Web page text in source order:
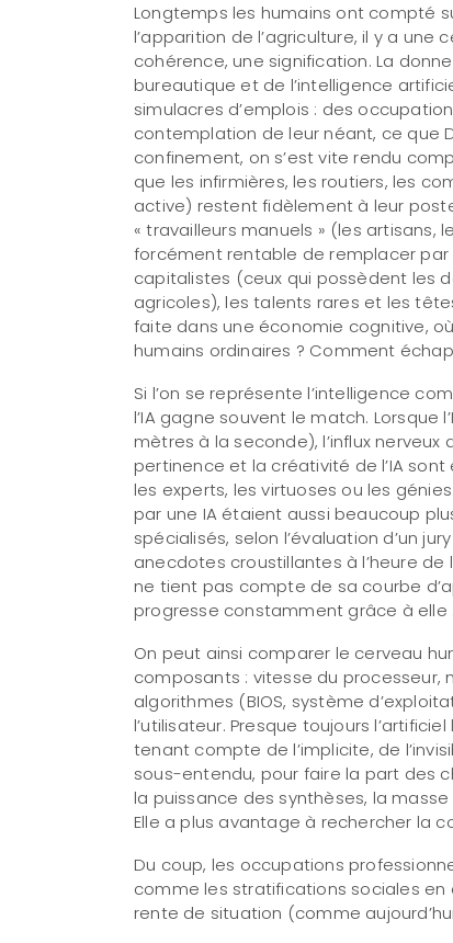
Longtemps les humains ont compté
l’apparition de l’agriculture, il y a
cohérence, une signification. La
bureautique et de l’intelligence
simulacres d’emplois : des
contemplation de leur néant, ce que
confinement, on s’est vite rendu
que les infirmières, les routiers, les
active) restent fidèlement à leur
« travailleurs manuels » (les artisans,
forcément rentable de remplacer par
capitalistes (ceux qui possèdent les
agricoles), les talents rares et les
faite dans une économie cognitive,
humains ordinaires ? Comment
Si l’on se représente l’intelligence
l’IA gagne souvent le match.
mètres à la seconde), l’influx nerveux
pertinence et la créativité de l’IA
les experts, les virtuoses ou les
par une IA étaient aussi beaucoup
spécialisés, selon l’évaluation d’un
anecdotes croustillantes à l’heure
ne tient pas compte de sa courbe
progresse constamment grâce à elle
On peut ainsi comparer le cerveau
composants : vitesse du processeur,
algorithmes (BIOS, système
l’utilisateur. Presque toujours
tenant compte de l’implicite, de
sous-entendu, pour faire la part des
la puissance des synthèses, la
Elle a plus avantage à rechercher la
Du coup, les occupations
comme les stratifications sociales
rente de situation (comme